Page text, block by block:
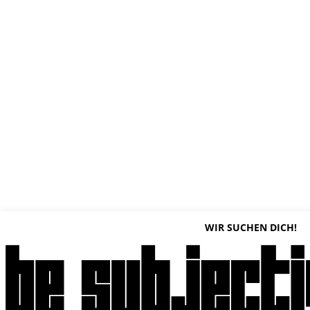
WIR SUCHEN DICH!